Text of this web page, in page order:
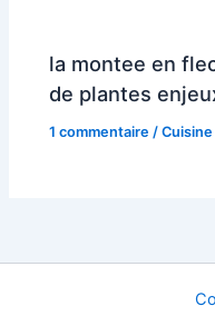
la montee en
de plantes
1 commentaire /Cuisine